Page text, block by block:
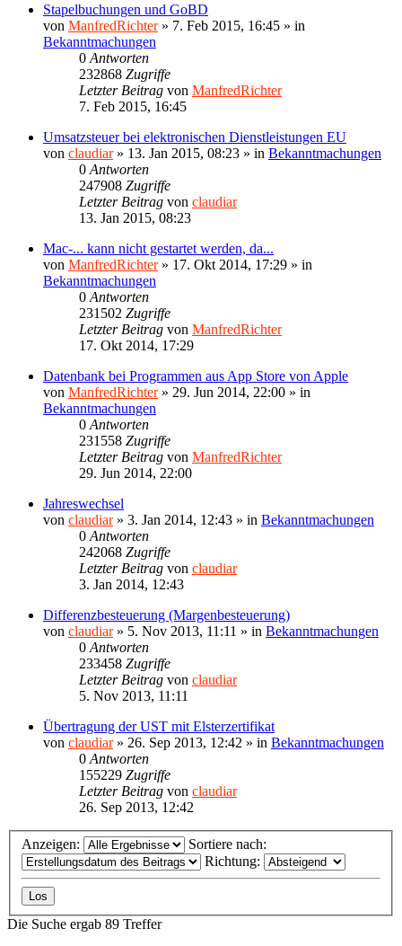
Stapelbuchungen und GoBD
von ManfredRichter» 7. Feb 2015, 16:45 » in
Bekanntmachungen
0 Antworten
232868 Zugriffe
Letzter Beitrag von ManfredRichter
7. Feb 2015, 16:45
Umsatzsteuer bei elektronischen Dienstleistungen EU
von claudiar» 13. Jan 2015, 08:23 » in Bekanntmachungen
0 Antworten
247908 Zugriffe
Letzter Beitrag von claudiar
13. Jan 2015, 08:23
Mac-... kann nicht gestartet werden, da...
von ManfredRichter» 17. Okt 2014, 17:29 » in
Bekanntmachungen
0 Antworten
231502 Zugriffe
Letzter Beitrag von ManfredRichter
17. Okt 2014, 17:29
Datenbank bei Programmen aus App Store von Apple
von ManfredRichter» 29. Jun 2014, 22:00 » in
Bekanntmachungen
0 Antworten
231558 Zugriffe
Letzter Beitrag von ManfredRichter
29. Jun 2014, 22:00
Jahreswechsel
von claudiar» 3. Jan 2014, 12:43 » in Bekanntmachungen
0 Antworten
242068 Zugriffe
Letzter Beitrag von claudiar
3. Jan 2014, 12:43
Differenzbesteuerung (Margenbesteuerung)
von claudiar» 5. Nov 2013, 11:11 » in Bekanntmachungen
0 Antworten
233458 Zugriffe
Letzter Beitrag von claudiar
5. Nov 2013, 11:11
Übertragung der UST mit Elsterzertifikat
von claudiar» 26. Sep 2013, 12:42 » in Bekanntmachungen
0 Antworten
155229 Zugriffe
Letzter Beitrag von claudiar
26. Sep 2013, 12:42
Anzeigen:
Sortiere nach:
Richtung:
Die Suche ergab 89 Treffer